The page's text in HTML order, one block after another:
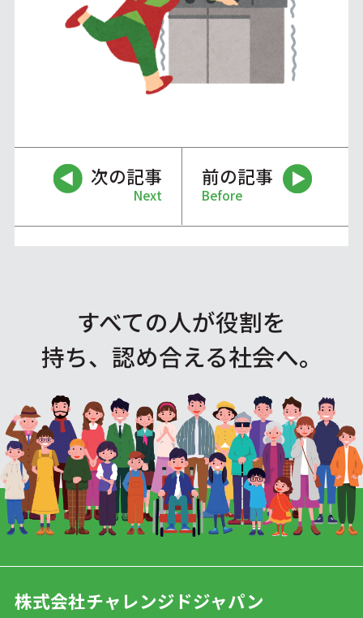
次の記事
Next
前の記事
Before
すべての人が役割を
持ち、認め合える社会へ。
株式会社チャレンジドジャパン